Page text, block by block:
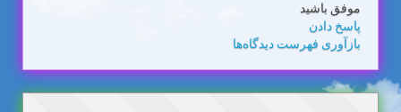
موفق باشید
پاسخ دادن
بازآوری فهرست دیدگاه‌ها